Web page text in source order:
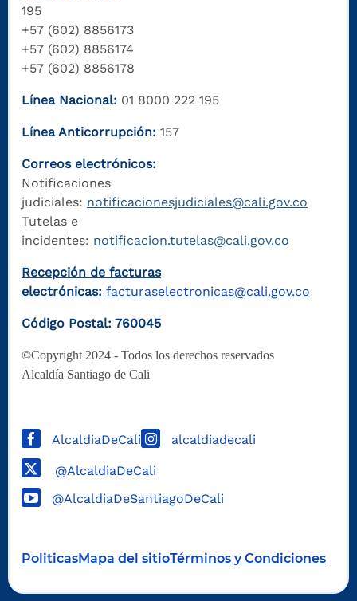
195
+57 (602) 8856173
+57 (602) 8856174
+57 (602) 8856178
Línea Nacional: 01 8000 222 195
Línea Anticorrupción: 157
Correos electrónicos:
Notificaciones
judiciales: notificacionesjudiciales@cali.gov.co
Tutelas e
incidentes: notificacion.tutelas@cali.gov.co
Recepción de facturas
electrónicas: facturaselectronicas@cali.gov.co
Código Postal: 760045
©Copyright 2024 - Todos los derechos reservados
Alcaldía Santiago de Cali
AlcaldiaDeCali alcaldiadecali
@AlcaldiaDeCali
@AlcaldiaDeSantiagoDeCali
PoliticasMapa del sitioTérminos y Condiciones